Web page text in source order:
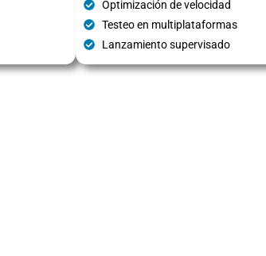
Optimización de velocidad
Testeo en multiplataformas
Lanzamiento supervisado